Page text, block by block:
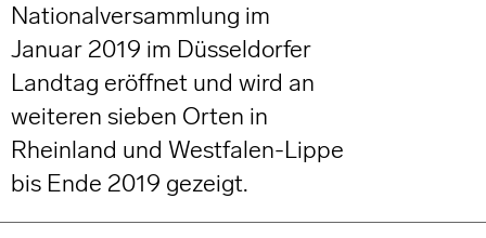
Nationalversammlung im
Januar 2019 im Düsseldorfer
Landtag eröffnet und wird an
weiteren sieben Orten in
Rheinland und Westfalen-Lippe
bis Ende 2019 gezeigt.